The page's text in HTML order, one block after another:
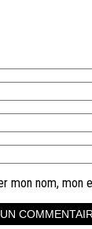
mon nom, mon